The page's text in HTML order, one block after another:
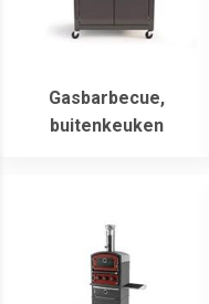
Gasbarbecue,
buitenkeuken